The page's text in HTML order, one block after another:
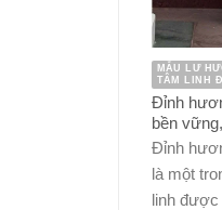
MẪU LƯ
TÂM LINH
Đỉnh
bền
Đỉnh
là một
linh được